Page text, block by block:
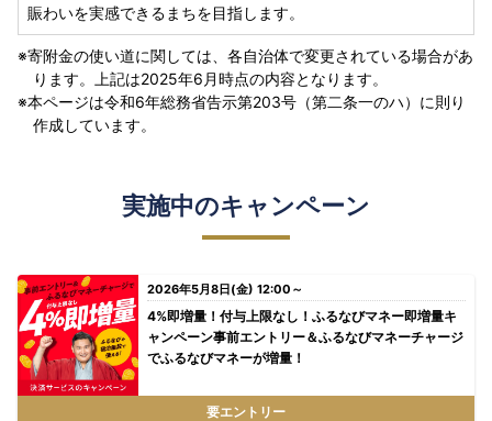
賑わいを実感できるまちを目指します。
寄附金の使い道に関しては、各自治体で変更されている場合があ
ります。上記は2025年6月時点の内容となります。
本ページは令和6年総務省告示第203号（第二条一のハ）に則り
作成しています。
実施中のキャンペーン
2026年5月8日(金) 12:00～
4%即増量！付与上限なし！ふるなびマネー即増量キ
ャンペーン事前エントリー＆ふるなびマネーチャージ
でふるなびマネーが増量！
要エントリー